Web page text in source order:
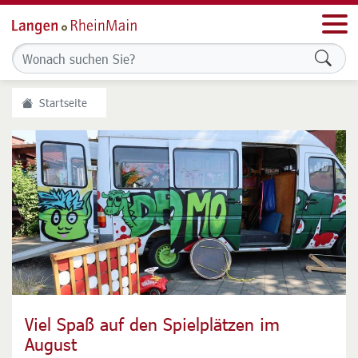
Startseite
Viel Spaß auf den Spielplätzen im
August
Wochenmarkt zukunftssicher machen
Stadt prüft Abgabe des Betriebs an privaten Betreiber